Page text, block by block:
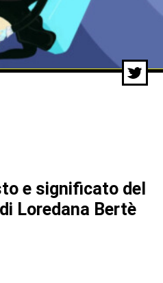
e significato del
Loredana Bertè